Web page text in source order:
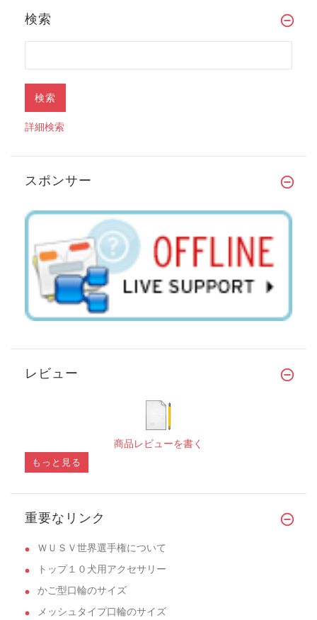
検索
詳細検索
スポンサー
レビュー
商品レビューを書く
もっと見る
重要なリンク
ＷＵＳＶ世界選手権について
トップ１０犬用アクセサリー
かご型口輪のサイズ
メッシュタイプ口輪のサイズ